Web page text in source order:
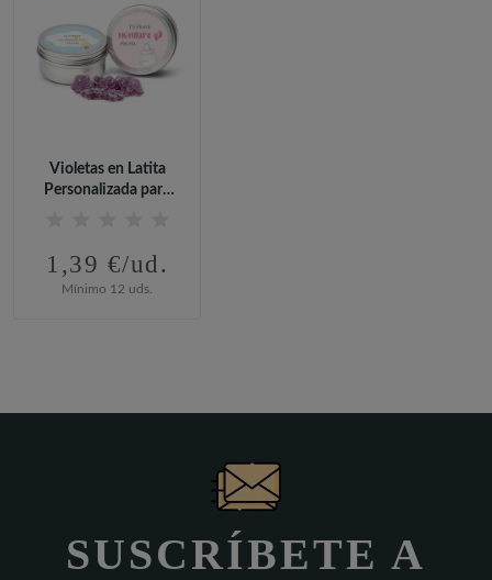
Violetas en Latita
Personalizada para
1,39 €/ud.
Mínimo 12 uds.
SUSCRÍBETE A